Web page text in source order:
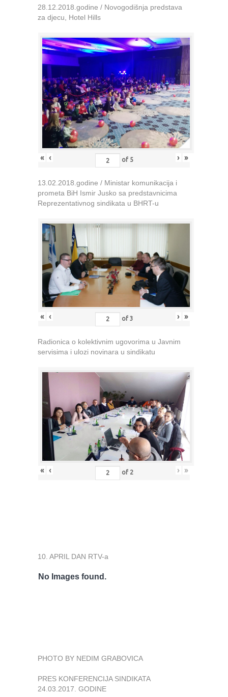
28.12.2018.godine / Novogodišnja predstava
za djecu, Hotel Hills
« ‹ of 5 › »
13.02.2018.godine / Ministar komunikacija i
prometa BiH Ismir Jusko sa predstavnicima
Reprezentativnog sindikata u BHRT-u
« ‹ of 3 › »
Radionica o kolektivnim ugovorima u Javnim
servisima i ulozi novinara u sindikatu
« ‹ of 2 › »
10. APRIL DAN RTV-a
No Images found.
PHOTO BY NEDIM GRABOVICA
PRES KONFERENCIJA SINDIKATA
24.03.2017. GODINE